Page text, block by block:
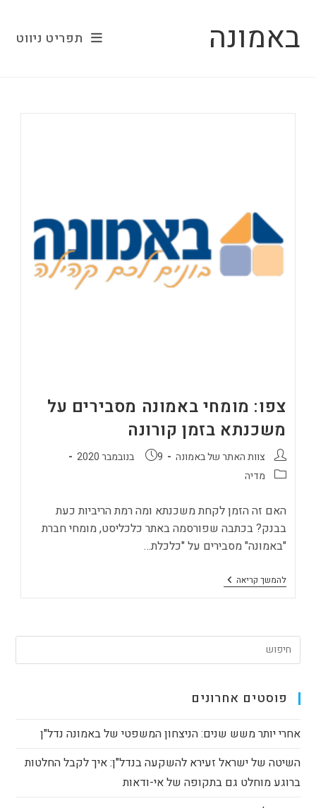
contentבאמונה תפריט ניווט
צפו: מומחי באמונה מסבירים על
משכנתא בזמן קורונה
מחבר:צוות האתר של באמונה פורסם:
9 בנובמבר 2020
קטגוריה:מדיה
האם זה הזמן לקחת משכנתא ומה רמת הריביות כעת
בבנק? בכתבה שפורסמה באתר כלכליסט, מומחי חברת
"באמונה" מסבירים על "כלכלת…
להמשך קריאהצפו:
מומחי
משכנתא
פוסטים אחרונים
אחרי יותר משש שנים: הניצחון המשפטי של באמונה נדל"ן
השיטה של ישראל זעירא להשקעה בנדל"ן: איך לקבל החלטות
ברוגע מוחלט גם בתקופה של אי-ודאות